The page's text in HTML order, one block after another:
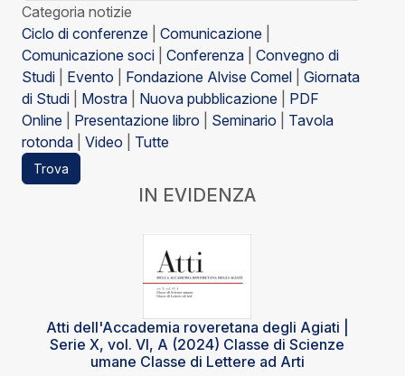
Categoria notizie
Ciclo di conferenze
Comunicazione
Comunicazione soci
Conferenza
Convegno di
Studi
Evento Fondazione Alvise Comel
Giornata
di Studi
Mostra Nuova pubblicazione
PDF
Online
Presentazione libro Seminario
Tavola
rotonda
Video Tutte
Trova
IN EVIDENZA
Atti dell'Accademia roveretana degli Agiati |
Serie X, vol. VI, A (2024) Classe di Scienze
umane Classe di Lettere ad Arti